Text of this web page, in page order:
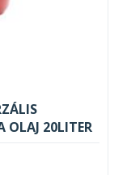
OLAJ 20LITER